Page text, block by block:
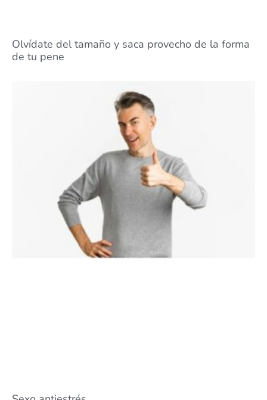
Olvídate del tamaño y saca provecho de la forma
de tu pene